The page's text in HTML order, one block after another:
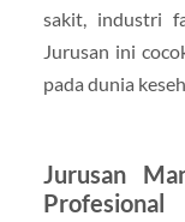
sakit, industri
Jurusan ini
pada dunia
Jurusan
Profesional